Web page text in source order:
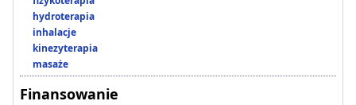
hydroterapia
inhalacje
kinezyterapia
masaże
Finansowanie